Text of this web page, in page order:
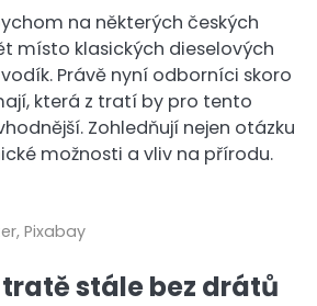
na některých českých
místo klasických dieselových
Právě nyní odborníci skoro
která z tratí by pro tento
Zohledňují nejen otázku
možnosti a vliv na přírodu.
Pixabay
stále bez drátů